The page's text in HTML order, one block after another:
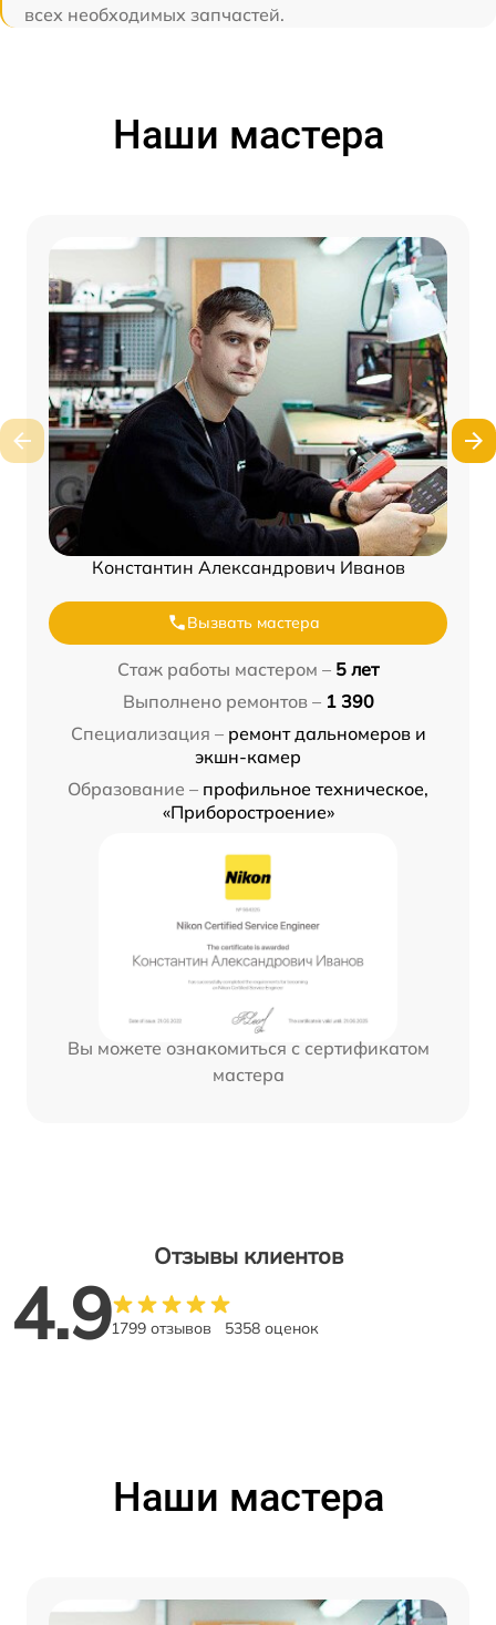
всех необходимых запчастей.
Наши мастера
Константин Александрович Иванов
Вызвать мастера
Стаж работы мастером – 5 лет
Выполнено ремонтов – 1 390
Специализация – ремонт дальномеров и
экшн-камер
Образование – профильное техническое,
«Приборостроение»
Вы можете ознакомиться с сертификатом
мастера
Отзывы клиентов
4.91799 отзывов 5358 оценок
Наши мастера